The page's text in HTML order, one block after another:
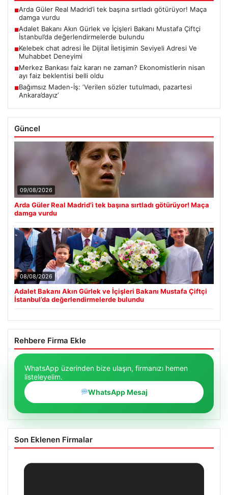
■Arda Güler Real Madrid’i tek başına sırtladı götürüyor! Maça
damga vurdu
■Adalet Bakanı Akın Gürlek ve İçişleri Bakanı Mustafa Çiftçi
İstanbul’da değerlendirmelerde bulundu
■Kelebek chat adresi İle Dijital İletişimin Seviyeli Adresi Ve
Muhabbet Deneyimi
■Merkez Bankası faiz kararı ne zaman? Ekonomistlerin nisan
ayı faiz beklentisi belli oldu
■Bağımsız Maden-İş: ‘Verilen sözler tutulmadı, pazartesi
Ankara’dayız’
Güncel
09/08/2026
Arda Güler Real Madrid’i tek başına sırtladı götürüyor! Maça
damga vurdu
08/08/2026
Adalet Bakanı Akın Gürlek ve İçişleri Bakanı Mustafa Çiftçi
İstanbul’da değerlendirmelerde bulundu
Rehbere Firma Ekle
WhatsApp üzerinden bize ulaşın, firmanızı hemen
listeleyelim.
WhatsApp Mesaj
Son Eklenen Firmalar